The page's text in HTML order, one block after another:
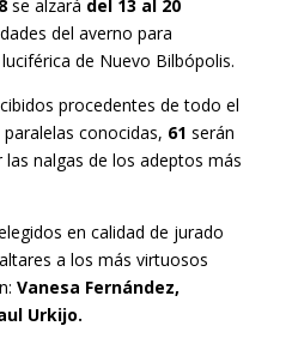
se alzará del 13 al 20
del averno para
de Nuevo Bilbópolis.
procedentes de todo el
conocidas, 61 serán
nalgas de los adeptos más
en calidad de jurado
a los más virtuosos
Vanesa Fernández,
Urkijo.